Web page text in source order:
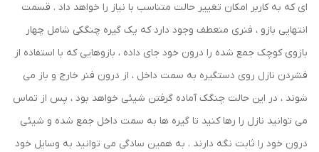
ای که به کاربر امکان تغییر حالت متناسب با نیاز را خواهد داد . قسمت
انتهایی بازو ، فنری منعطف وجود دارد که یک گیره چنگکی شامل چهار
بازوی کوچک جمع شده را درون خود جای داده ، بازوهایی که با استفاده از
فشردن نازل روی دستگیره به سمت داخل ، از درون فنر خارج و باز می
شوند ، در این حالت چنگک آماده گرفتن شیئی خواهد بود ، پس از تماس
می توانید نازل را رها کنید تا گیره ها به سمت داخل جمع شده و شیئی
درون خود را ثابت نگه دارند . به همین سادگی می توانید به وسایل خود